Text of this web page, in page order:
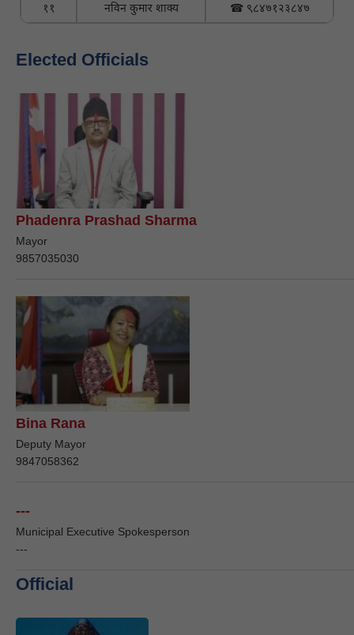
११ नविन कुमार शाक्य ☎ ९८४७१२३८४७
Elected Officials
Phadenra Prashad Sharma
Mayor
9857035030
Bina Rana
Deputy Mayor
9847058362
---
Municipal Executive Spokesperson
---
Official